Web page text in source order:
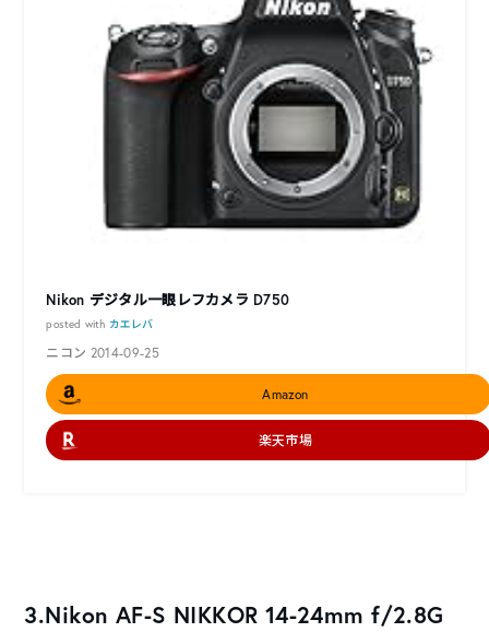
Nikon デジタル一眼レフカメラ D750
posted with カエレバ
ニコン 2014-09-25
Amazon
楽天市場
3.Nikon AF-S NIKKOR 14-24mm f/2.8G